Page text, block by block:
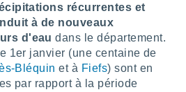
récurrentes et
à de nouveaux
d'eau dans le département.
1er janvier (une centaine de
Bléquin et à Fiefs) sont en
par rapport à la période